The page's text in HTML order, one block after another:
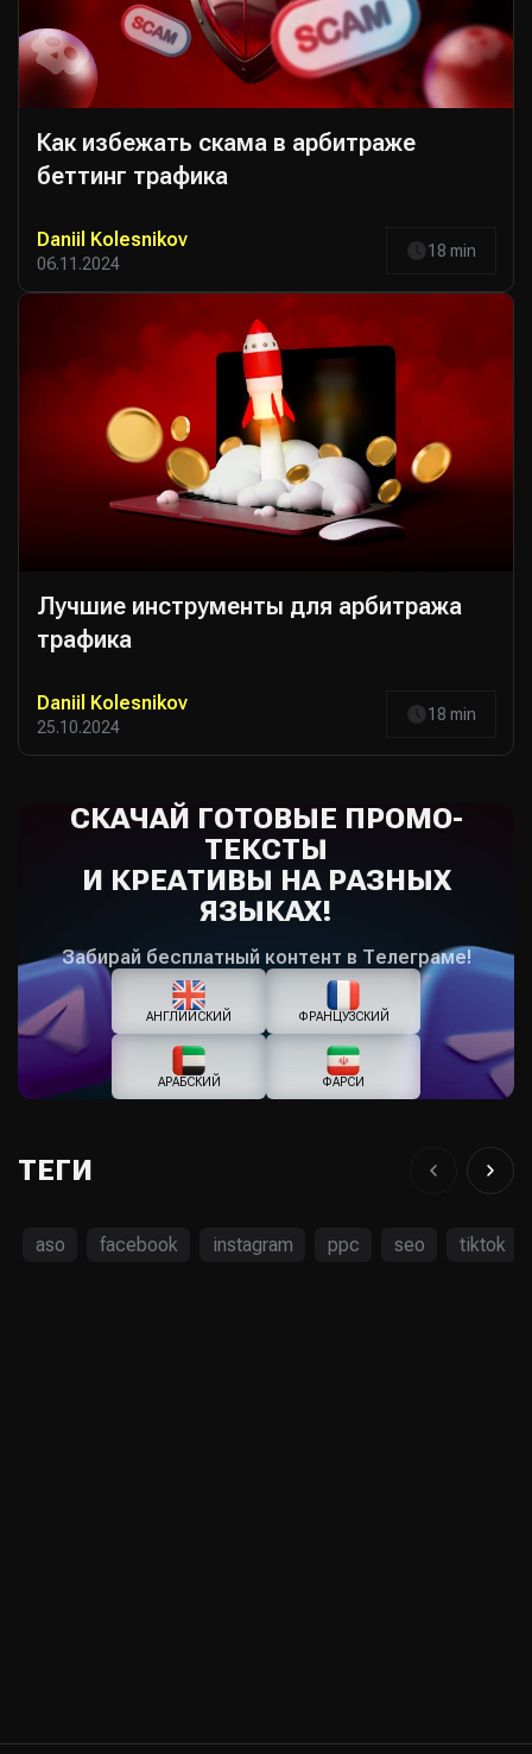
Как избежать скама в арбитраже
беттинг трафика
Daniil Kolesnikov
06.11.2024
18 min
Лучшие инструменты для арбитража
трафика
Daniil Kolesnikov
25.10.2024
18 min
СКАЧАЙ ГОТОВЫЕ ПРОМО-
ТЕКСТЫ
И КРЕАТИВЫ НА РАЗНЫХ
ЯЗЫКАХ!
Забирай бесплатный контент в Телеграме!
АНГЛИЙСКИЙ ФРАНЦУЗСКИЙ
АРАБСКИЙ ФАРСИ
ТЕГИ
aso facebook instagram ppc seo tiktok